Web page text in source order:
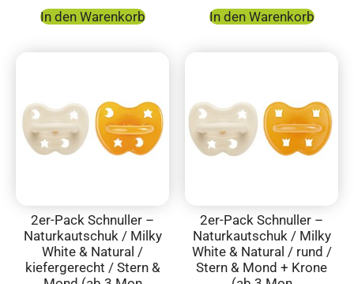
In den Warenkorb In den Warenkorb
2er-Pack Schnuller –
Naturkautschuk / Milky
White & Natural /
kiefergerecht / Stern &
2er-Pack Schnuller –
Naturkautschuk / Milky
White & Natural / rund /
Stern & Mond + Krone